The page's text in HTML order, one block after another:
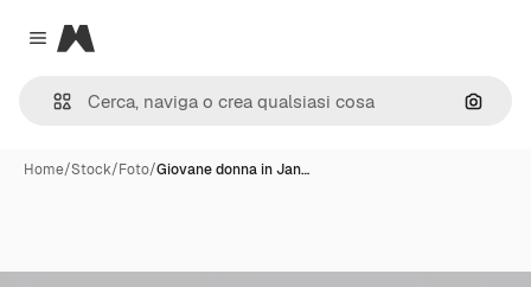
Close menu
Magnific
Cerca
Home/Stock/Foto/Giovane donna in Jan…